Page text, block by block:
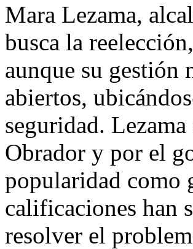
Mara Lezama,
busca la
aunque su gestión
abiertos,
seguridad.
Obrador y por el
popularidad como
calificaciones han
resolver el